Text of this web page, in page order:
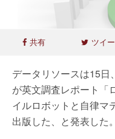
共有 ツイ
データリソースは15日
が英文調査レポート「
イルロボットと自律マ
出版した、と発表した。